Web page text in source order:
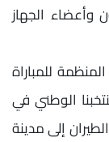
وأعضاء الجهاز
للمباراة
الوطني في
إلى مدينة